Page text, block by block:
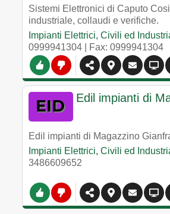
Sistemi Elettronici di Caputo
industriale, collaudi e verifiche.
Impianti Elettrici, Civili ed
0999941304 | Fax: 0999941304
Edil impianti di
Edil impianti di Magazzino
Impianti Elettrici, Civili ed
3486609652